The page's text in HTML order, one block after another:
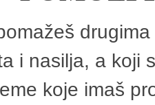
i nasilja, a koji
koje imaš